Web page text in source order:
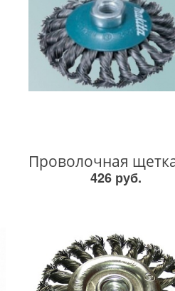
426 руб.